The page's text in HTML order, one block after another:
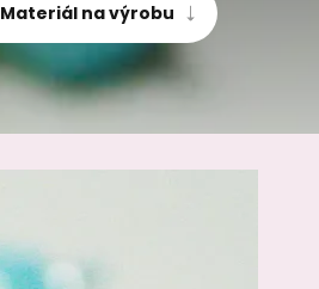
Materiál na výrobu